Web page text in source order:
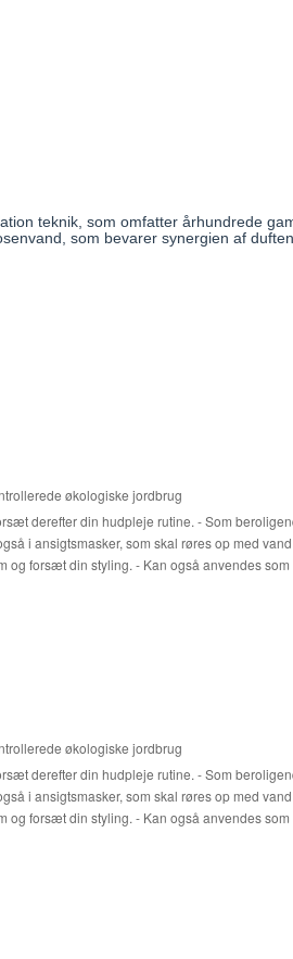
teknik, som omfatter århundrede
som bevarer synergien af
økologiske jordbrug
derefter din hudpleje rutine. - Som
i ansigtsmasker, som skal røres op med
forsæt din styling. - Kan også anvendes som
økologiske jordbrug
derefter din hudpleje rutine. - Som
i ansigtsmasker, som skal røres op med
forsæt din styling. - Kan også anvendes som